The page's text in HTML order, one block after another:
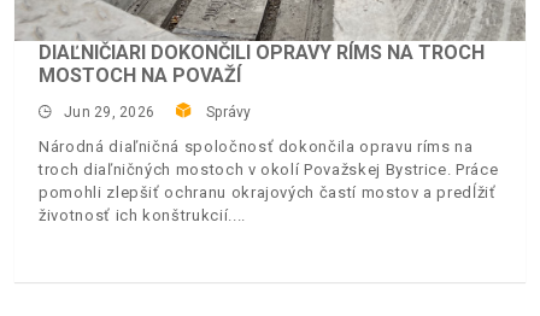
DIAĽNIČIARI DOKONČILI OPRAVY RÍMS NA TROCH
MOSTOCH NA POVAŽÍ
Jun 29, 2026 Správy
Národná diaľničná spoločnosť dokončila opravu ríms na
troch diaľničných mostoch v okolí Považskej Bystrice. Práce
pomohli zlepšiť ochranu okrajových častí mostov a predĺžiť
životnosť ich konštrukcií.